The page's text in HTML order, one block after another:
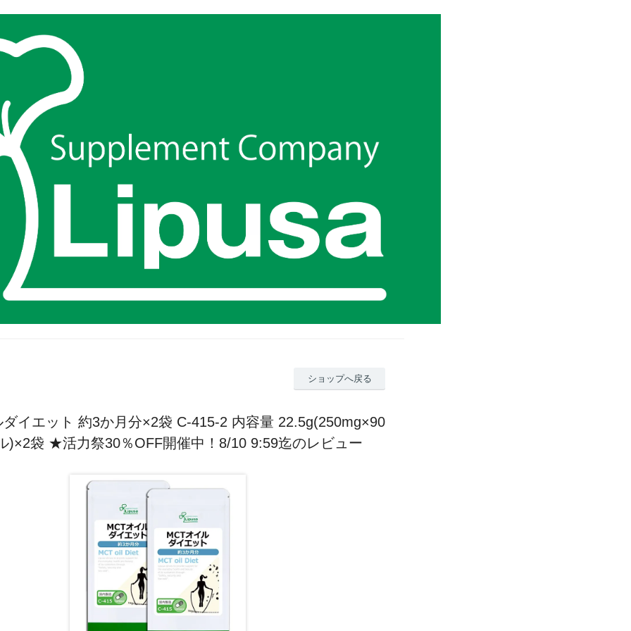
ショップへ戻る
ダイエット 約3か月分×2袋 C-415-2 内容量 22.5g(250mg×90
)×2袋 ★活力祭30％OFF開催中！8/10 9:59迄のレビュー